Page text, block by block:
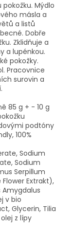
Mýdlo
másla a
a listů
Dobře
Zklidňuje a
a lupénkou.
pokožky.
Pracovnice
surovin a
85 g + - 10 g
podtóny
100%
Sodium
Sodium
Serpillum
Extrakt),
v bio
Glycerin, Tilia
z lípy